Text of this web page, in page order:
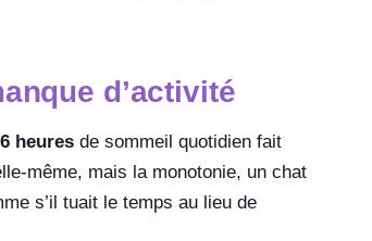
d’activité
heures de sommeil quotidien fait
même, mais la monotonie, un chat
s’il tuait le temps au lieu de